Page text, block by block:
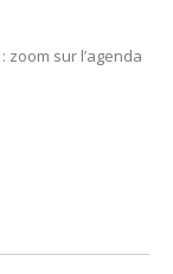
zoom sur l’agenda